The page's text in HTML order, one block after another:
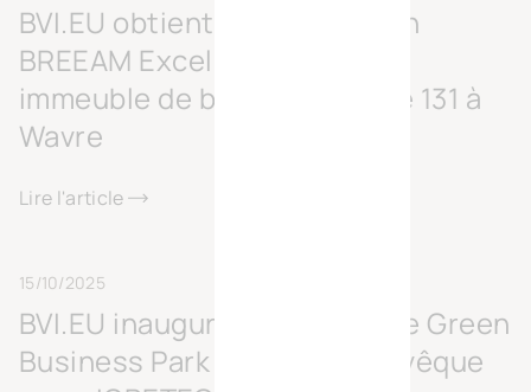
BVI.EU obtient la certification
BREEAM Excellent pour son
immeuble de bureaux Europe 131 à
Wavre
Lire l'article
15/10/2025
BVI.EU inaugure le Surschiste Green
Business Park à Fontaine-l’Évêque